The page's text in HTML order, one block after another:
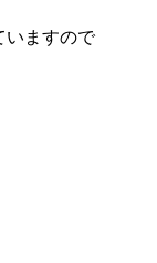
いますので